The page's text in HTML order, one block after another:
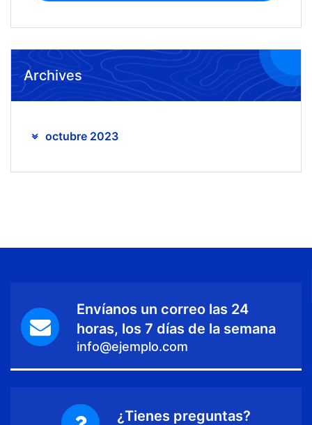
Archives
octubre 2023
Envíanos un correo las 24
horas, los 7 días de la semana
info@ejemplo.com
¿Tienes preguntas?